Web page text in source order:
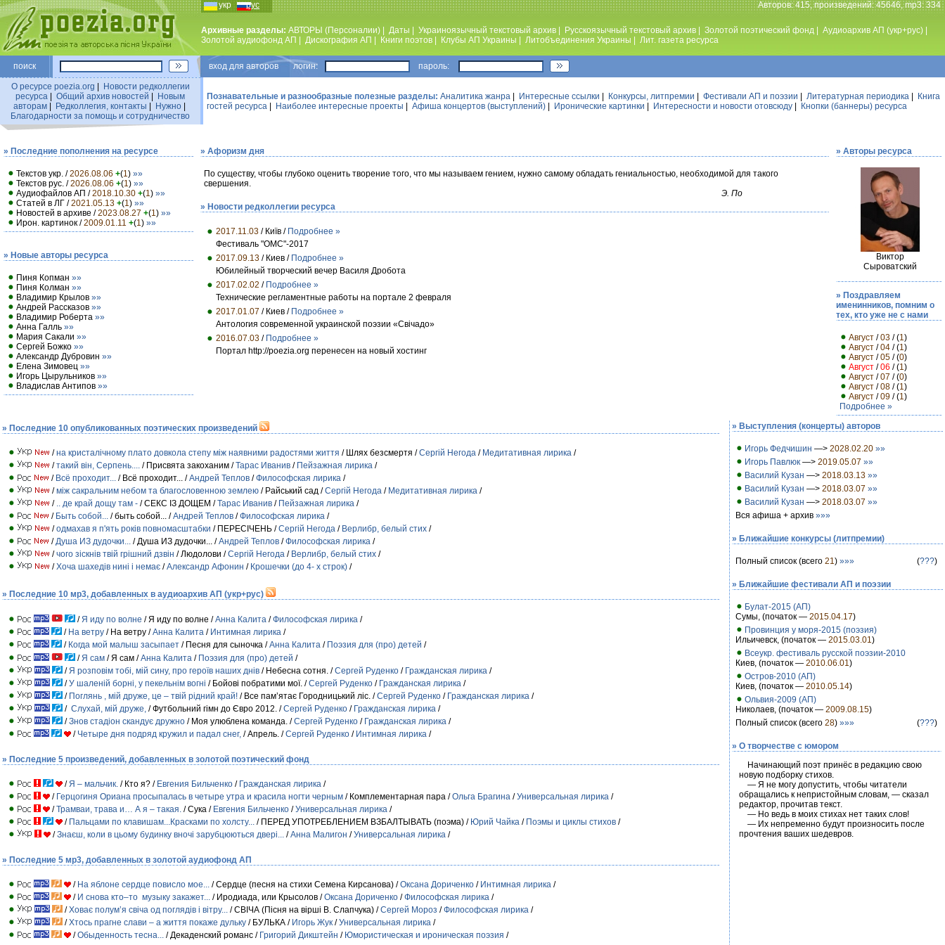
укр рус Авторов: 415, произведений: 45646, mp3: 334
Архивные разделы: АВТОРЫ (Персоналии) Даты Украиноязычный текстовый архив Русскоязычный текстовый архив Золотой поэтический фонд Аудиоархив АП (укр+рус)
Золотой аудиофонд АП
Дискография АП Книги поэтов Клубы АП Украины Литобъединения Украины Лит. газета ресурса
поиск вход для авторов логин: пароль:
О ресурсе poezia.org
Новости редколлегии
ресурса
Общий архив новостей
Новым
авторам| Редколлегия, контакты Нужно|
Благодарности за помощь и сотрудничество
Познавательные и разнообразные полезные разделы: Аналитика жанра Интересные ссылки Конкурсы, литпремии Фестивали АП и поэзии Литературная периодика
Книга
гостей ресурса
Наиболее интересные проекты Афиша концертов (выступлений) Иронические картинки Интересности и новости отовсюду Кнопки (баннеры) ресурса
» Последние пополнения на ресурсе
Текстов укр. /2026.08.06 +(1) »»
Текстов рус. /2026.08.06 +(1) »»
Аудиофайлов АП /2018.10.30 +(1) »»
Статей в ЛГ /2021.05.13 +(1) »»
Новостей в архиве /2023.08.27 +(1) »»
Ирон. картинок /2009.01.11 +(1) »»
» Новые авторы ресурса
Пиня Копман »»
Пиня Колман »»
Владимир Крылов »»
Андрей Рассказов »»
Владимир Роберта »»
Анна Галль »»
Мария Сакали »»
Сергей Божко »»
Александр Дубровин »»
Елена Зимовец »»
Игорь Цырульников »»
Владислав Антипов »»
» Афоризм дня
По существу, чтобы глубоко оценить творение того, что мы называем гением, нужно самому обладать гениальностью, необходимой для такого
свершения.
Э. По
» Новости редколлегии ресурса
2017.11.03 / Київ / Подробнее »
Фестиваль "ОМС"-2017
2017.09.13 / Киев / Подробнее »
Юбилейный творческий вечер Василя Дробота
2017.02.02 / Подробнее »
Технические регламентные работы на портале 2 февраля
2017.01.07 / Киев / Подробнее »
Антология современной украинской поэзии «Свiчадо»
2016.07.03 / Подробнее »
Портал http://poezia.org перенесен на новый хостинг
» Авторы ресурса
Виктор
Сыроватский
» Поздравляем
именинников, помним о
тех, кто уже не с нами
Август /03 / (1)
Август /04 / (1)
Август /05 / (0)
Август /06 / (1)
Август /07 / (0)
Август /08 / (1)
Август /09 / (1)
Подробнее »
» Последние 10 опубликованных поэтических произведений
/на кристалічному плато довкола степу між наявними радостями життя / Шлях безсмертя /Сергій Негода / Медитативная лирика /
/такий він, Серпень.... / Присвята закоханим /Тарас Иванив / Пейзажная лирика /
/ Всё проходит... / Всё проходит... /Андрей Теплов /Философская лирика /
/між сакральним небом та благословенною землею / Райський сад /Сергій Негода / Медитативная лирика /
/ .. де край дощу там - / СЕКС ІЗ ДОЩЕМ /Тарас Иванив / Пейзажная лирика /
/ Быть собой... / быть собой... /Андрей Теплов /Философская лирика /
/одмахав я п'ять років повномасштабки / ПЕРЕСІЧЕНЬ /Сергій Негода / Верлибр, белый стих /
/Душа ИЗ дудочки... / Душа ИЗ дудочки... /Андрей Теплов /Философская лирика /
/чого зіскнів твій грішний дзвін / Людолови /Сергій Негода / Верлибр, белый стих /
/Хоча шахедів нині і немає /Александр Афонин / Крошечки (до 4- х строк) /
» Последние 10 мр3, добавленных в аудиоархив АП (укр+рус)
/Я иду по волне / Я иду по волне /Анна Калита /Философская лирика /
/ На ветру / На ветру /Анна Калита / Интимная лирика /
/ Когда мой малыш засыпает / Песня для сыночка /Анна Калита / Поэзия для (про) детей /
/Я сам / Я сам /Анна Калита / Поэзия для (про) детей /
/Я розповім тобі, мій сину, про героїв наших днів / Небесна сотня. /Сергей Руденко / Гражданская лирика /
/У шаленій борні, у пекельнім вогні / Бойові побратими мої. /Сергей Руденко / Гражданская лирика /
/ Поглянь , мій друже, це – твій рідний край! / Все пам’ятає Городницький ліс. /Сергей Руденко / Гражданская лирика /
/ Слухай, мій друже, / Футбольний гімн до Євро 2012. /Сергей Руденко / Гражданская лирика /
/Знов стадіон скандує дружно / Моя улюблена команда. /Сергей Руденко / Гражданская лирика /
/ Четыре дня подряд кружил и падал снег, / Апрель. /Сергей Руденко / Интимная лирика /
» Последние 5 произведений, добавленных в золотой поэтический фонд
/Я – мальчик. / Кто я? / Евгения Бильченко / Гражданская лирика /
/ Герцогиня Ориана просыпалась в четыре утра и красила ногти черным / Комплементарная пара /Ольга Брагина /Универсальная лирика /
/Трамваи, трава и… А я – такая. / Сука / Евгения Бильченко /Универсальная лирика /
/ Пальцами по клавишам...Красками по холсту... / ПЕРЕД УПОТРЕБЛЕНИЕМ ВЗБАЛТЫВАТЬ (поэма) / Юрий Чайка / Поэмы и циклы стихов /
/Знаєш, коли в цьому будинку вночі зарубцюються двері... /Анна Малигон /Универсальная лирика /
» Последние 5 мр3, добавленных в золотой аудиофонд АП
/ На яблоне сердце повисло мое... / Сердце (песня на стихи Семена Кирсанова) /Оксана Дориченко / Интимная лирика /
/ И снова кто–то музыку закажет... / Иродиада, или Крысолов /Оксана Дориченко /Философская лирика /
/Ховає полум’я свіча од поглядів і вітру... / СВІЧА (Пісня на вірші В. Слапчука) /Сергей Мороз /Философская лирика /
/Хтось прагне слави – а життя покаже дульку / БУЛЬКА / Игорь Жук /Универсальная лирика /
/Обыденность тесна... / Декаденский романс / Григорий Дикштейн / Юмористическая и ироническая поэзия /
» Выступления (концерты) авторов
Игорь Федчишин —> 2028.02.20 »»
Игорь Павлюк —> 2019.05.07 »»
Василий Кузан —> 2018.03.13 »»
Василий Кузан —> 2018.03.07 »»
Василий Кузан —> 2018.03.07 »»
Вся афиша + архив »»»
» Ближайшие конкурсы (литпремии)
Полный список (всего 21) »»» (???)
» Ближайшие фестивали АП и поэзии
Булат-2015 (АП)
Сумы, (початок — 2015.04.17)
Провинция у моря-2015 (поэзия)
Ильичевск, (початок — 2015.03.01)
Всеукр. фестиваль русской поэзии-2010
Киев, (початок — 2010.06.01)
Остров-2010 (АП)
Киев, (початок — 2010.05.14)
Ольвия-2009 (АП)
Николаев, (початок — 2009.08.15)
Полный список (всего 28) »»» (???)
» О творчестве с юмором
Начинающий поэт принёс в редакцию свою
новую подборку стихов.
— Я не могу допустить, чтобы читатели
обращались к непристойным словам, — сказал
редактор, прочитав текст.
— Но ведь в моих стихах нет таких слов!
— Их непременно будут произносить после
прочтения ваших шедевров.